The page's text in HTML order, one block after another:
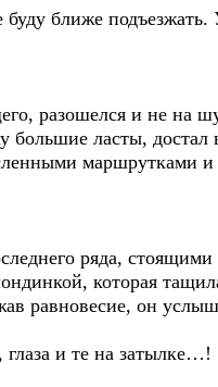
ближе
разошелся и не на
большие ласты,
маршрутками
ряда,
которая
равновесие, он
и те на затылке…!